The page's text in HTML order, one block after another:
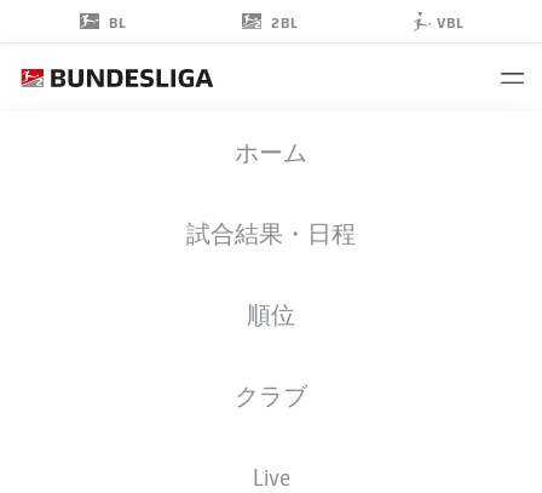
BL 2BL VBL
ホーム
試合結果・日程
順位
クラブ
Live